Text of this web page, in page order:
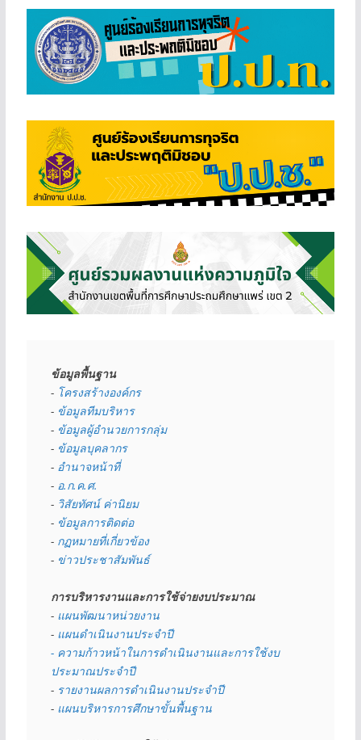
ข้อมูลพื้นฐาน
- โครงสร้างองค์กร
- ข้อมูลทีมบริหาร
- ข้อมูลผู้อำนวยการกลุ่ม
- ข้อมูลบุคลากร
- อำนาจหน้าที่
- อ.ก.ค.ศ.
- วิสัยทัศน์ ค่านิยม
- ข้อมูลการติดต่อ
- กฏหมายที่เกี่ยวข้อง
- ข่าวประชาสัมพันธ์
การบริหารงานและการใช้จ่ายงบประมาณ
- แผนพัฒนาหน่วยงาน
- แผนดำเนินงานประจำปี
- ความก้าวหน้าในการดำเนินงานและการใช้งบ
ประมาณประจำปี
- รายงานผลการดำเนินงานประจำปี
- แผนบริหารการศึกษาขั้นพื้นฐาน